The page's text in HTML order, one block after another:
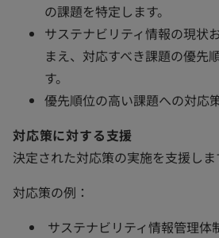
の課題を特定します。
サステナビリティ情報の現状
まえ、対応すべき課題の優先
す。
優先順位の高い課題への対応
対応策に対する支援
決定された対応策の実施を支援しま
対応策の例：
サステナビリティ情報管理体